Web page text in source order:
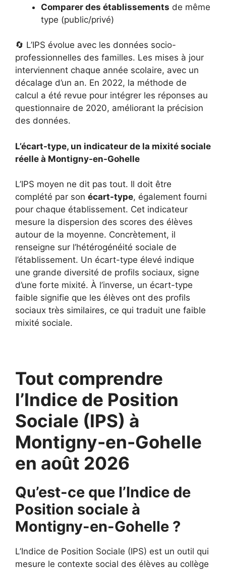
Comparer des établissements de même
type (public/privé)
🔄 L’IPS évolue avec les données socio-
professionnelles des familles. Les mises à jour
interviennent chaque année scolaire, avec un
décalage d’un an. En 2022, la méthode de
calcul a été revue pour intégrer les réponses au
questionnaire de 2020, améliorant la précision
des données.
L’écart-type, un indicateur de la mixité sociale
réelle à Montigny-en-Gohelle
L’IPS moyen ne dit pas tout. Il doit être
complété par son écart-type, également fourni
pour chaque établissement. Cet indicateur
mesure la dispersion des scores des élèves
autour de la moyenne. Concrètement, il
renseigne sur l’hétérogénéité sociale de
l’établissement. Un écart-type élevé indique
une grande diversité de profils sociaux, signe
d’une forte mixité. À l’inverse, un écart-type
faible signifie que les élèves ont des profils
sociaux très similaires, ce qui traduit une faible
mixité sociale.
Tout comprendre
l’Indice de Position
Sociale (IPS) à
Montigny-en-Gohelle
en août 2026
Qu’est-ce que l’Indice de
Position sociale à
Montigny-en-Gohelle ?
L’Indice de Position Sociale (IPS) est un outil qui
mesure le contexte social des élèves au collège